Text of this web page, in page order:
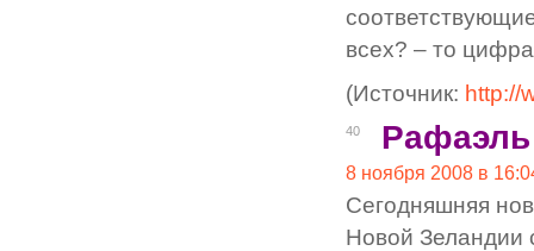
всех? – то
(Источник: http://
40
8 ноября 2008 в
Сегодняшняя
Новой Зеландии